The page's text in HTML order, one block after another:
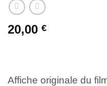
20,00 €
Affiche originale du